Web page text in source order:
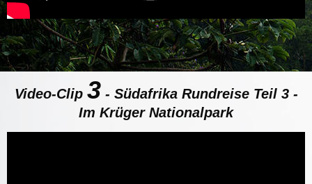
Video-Clip 3 - Südafrika Rundreise Teil 3 -
Im Krüger Nationalpark